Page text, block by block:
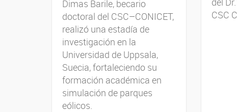
Dimas Barile, becario
doctoral del CSC–CONICET,
realizó una estadía de
investigación en la
Universidad de Uppsala,
Suecia, fortaleciendo su
formación académica en
simulación de parques
eólicos.
CSC